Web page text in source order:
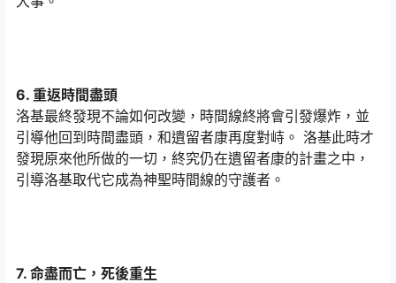
6. 重返時間盡頭
洛基最終發現不論如何改變，時間線終將會引發爆炸，並
引導他回到時間盡頭，和遺留者康再度對峙。 洛基此時才
發現原來他所做的一切，終究仍在遺留者康的計畫之中，
引導洛基取代它成為神聖時間線的守護者。
7. 命盡而亡，死後重生